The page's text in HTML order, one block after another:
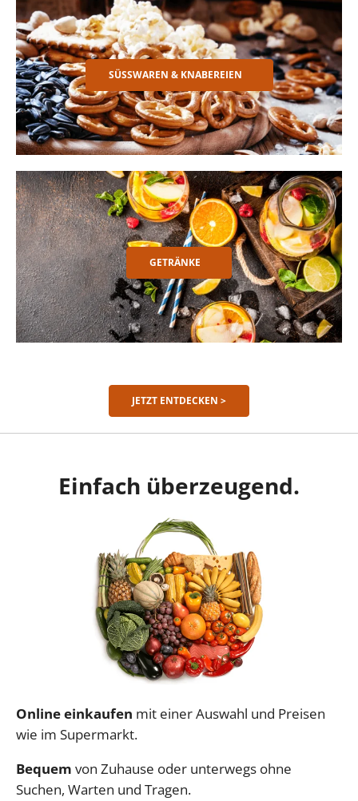
SÜSSWAREN & KNABEREIEN
GETRÄNKE
JETZT ENTDECKEN >
Einfach überzeugend.
Online einkaufen mit einer Auswahl und Preisen
wie im Supermarkt.
Bequem von Zuhause oder unterwegs ohne
Suchen, Warten und Tragen.